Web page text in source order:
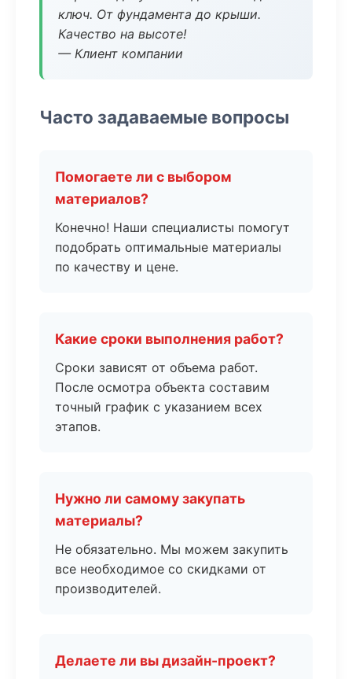
ключ. От фундамента до крыши.
Качество на высоте!
— Клиент компании
Часто задаваемые вопросы
Помогаете ли с выбором
материалов?
Конечно! Наши специалисты помогут
подобрать оптимальные материалы
по качеству и цене.
Какие сроки выполнения работ?
Сроки зависят от объема работ.
После осмотра объекта составим
точный график с указанием всех
этапов.
Нужно ли самому закупать
материалы?
Не обязательно. Мы можем закупить
все необходимое со скидками от
производителей.
Делаете ли вы дизайн-проект?